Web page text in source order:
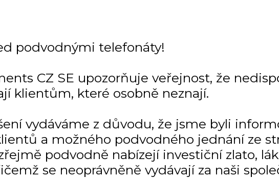
podvodnými telefonáty!
CZ SE upozorňuje veřejnost, že
klientům, které osobně neznají.
vydáváme z důvodu, že jsme byli
a možného podvodného jednání ze
podvodně nabízejí investiční zlato,
se neoprávněně vydávají za naši